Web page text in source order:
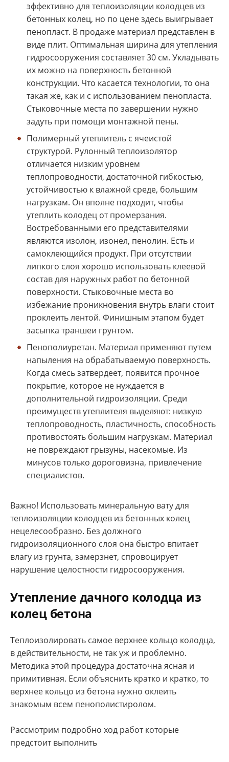
эффективно для теплоизоляции колодцев из
бетонных колец, но по цене здесь выигрывает
пенопласт. В продаже материал представлен в
виде плит. Оптимальная ширина для утепления
гидросооружения составляет 30 см. Укладывать
их можно на поверхность бетонной
конструкции. Что касается технологии, то она
такая же, как и с использованием пенопласта.
Стыковочные места по завершении нужно
задуть при помощи монтажной пены.
Полимерный утеплитель с ячеистой
структурой. Рулонный теплоизолятор
отличается низким уровнем
теплопроводности, достаточной гибкостью,
устойчивостью к влажной среде, большим
нагрузкам. Он вполне подходит, чтобы
утеплить колодец от промерзания.
Востребованными его представителями
являются изолон, изонел, пенолин. Есть и
самоклеющийся продукт. При отсутствии
липкого слоя хорошо использовать клеевой
состав для наружных работ по бетонной
поверхности. Стыковочные места во
избежание проникновения внутрь влаги стоит
проклеить лентой. Финишным этапом будет
засыпка траншеи грунтом.
Пенополиуретан. Материал применяют путем
напыления на обрабатываемую поверхность.
Когда смесь затвердеет, появится прочное
покрытие, которое не нуждается в
дополнительной гидроизоляции. Среди
преимуществ утеплителя выделяют: низкую
теплопроводность, пластичность, способность
противостоять большим нагрузкам. Материал
не повреждают грызуны, насекомые. Из
минусов только дороговизна, привлечение
специалистов.
Важно! Использовать минеральную вату для
теплоизоляции колодцев из бетонных колец
нецелесообразно. Без должного
гидроизоляционного слоя она быстро впитает
влагу из грунта, замерзнет, спровоцирует
нарушение целостности гидросооружения.
Утепление дачного колодца из
колец бетона
Теплоизолировать самое верхнее кольцо колодца,
в действительности, не так уж и проблемно.
Методика этой процедура достаточна ясная и
примитивная. Если объяснить кратко и кратко, то
верхнее кольцо из бетона нужно оклеить
знакомым всем пенополистиролом.
Рассмотрим подробно ход работ которые
предстоит выполнить